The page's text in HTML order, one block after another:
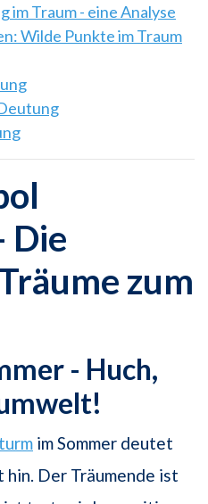
im Traum - eine Analyse
Wilde Punkte im Traum
Die
zum
- Huch,
im Sommer deutet
Der Träumende ist